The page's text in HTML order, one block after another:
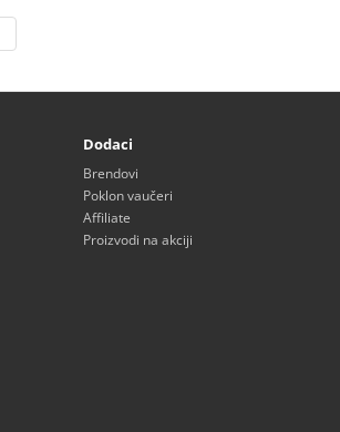
Dodaci
Brendovi
Poklon vaučeri
Affiliate
Proizvodi na akciji